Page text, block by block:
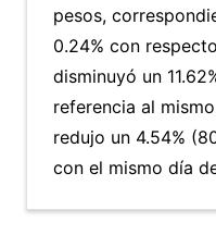
pesos,
0.24% con
disminuyó un
referencia al
redujo un 4.54%
con el mismo día